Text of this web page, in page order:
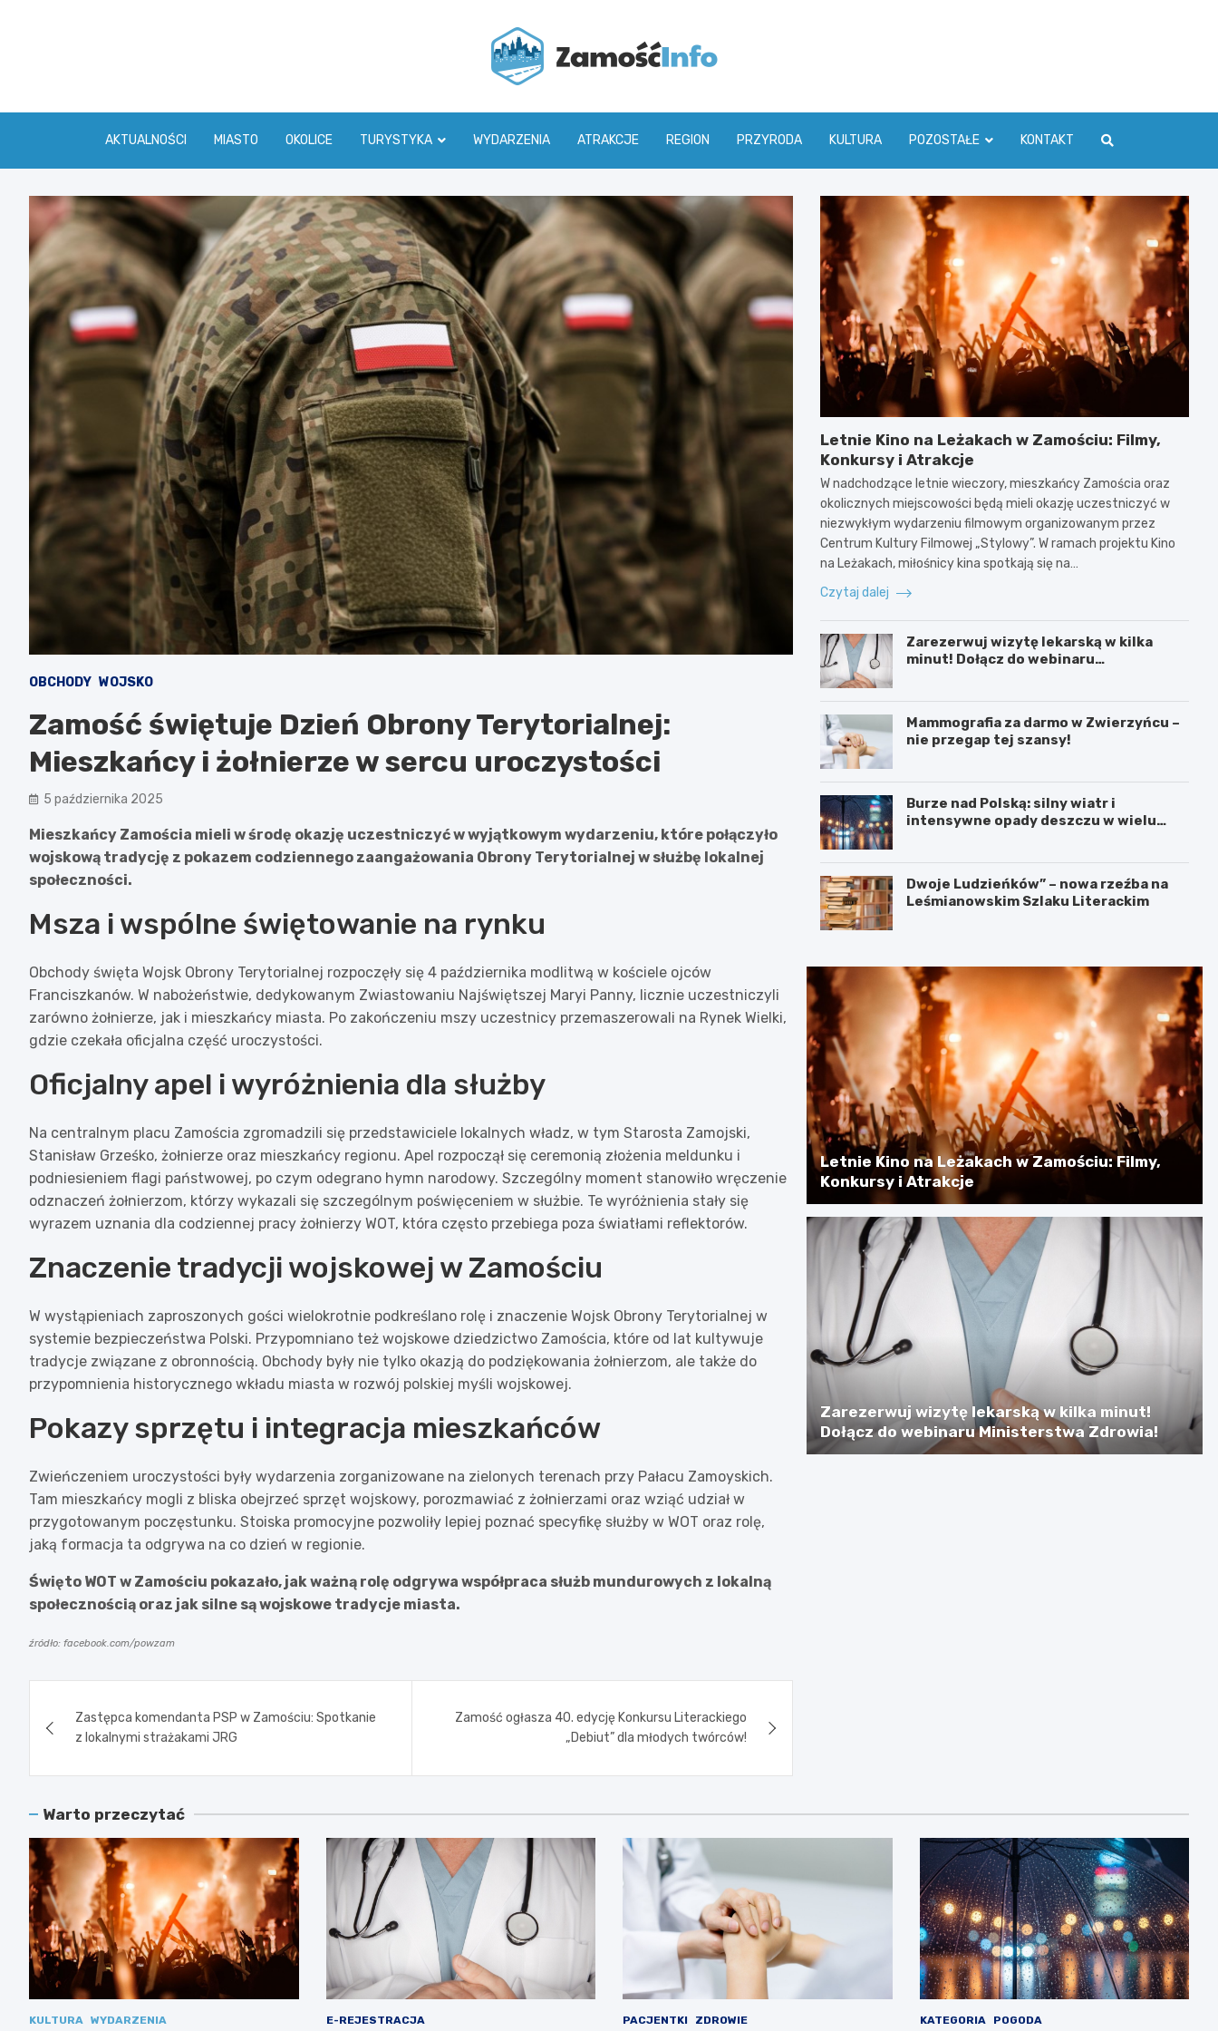
AKTUALNOŚCI MIASTO OKOLICE TURYSTYKA WYDARZENIA ATRAKCJE REGION PRZYRODA KULTURA POZOSTAŁE KONTAKT
OBCHODY WOJSKO
Zamość świętuje Dzień Obrony Terytorialnej:
Mieszkańcy i żołnierze w sercu uroczystości
5 października 2025
Mieszkańcy Zamościa mieli w środę okazję uczestniczyć w wyjątkowym wydarzeniu, które połączyło
wojskową tradycję z pokazem codziennego zaangażowania Obrony Terytorialnej w służbę lokalnej
społeczności.
Msza i wspólne świętowanie na rynku
Obchody święta Wojsk Obrony Terytorialnej rozpoczęły się 4 października modlitwą w kościele ojców
Franciszkanów. W nabożeństwie, dedykowanym Zwiastowaniu Najświętszej Maryi Panny, licznie uczestniczyli
zarówno żołnierze, jak i mieszkańcy miasta. Po zakończeniu mszy uczestnicy przemaszerowali na Rynek Wielki,
gdzie czekała oficjalna część uroczystości.
Oficjalny apel i wyróżnienia dla służby
Na centralnym placu Zamościa zgromadzili się przedstawiciele lokalnych władz, w tym Starosta Zamojski,
Stanisław Grześko, żołnierze oraz mieszkańcy regionu. Apel rozpoczął się ceremonią złożenia meldunku i
podniesieniem flagi państwowej, po czym odegrano hymn narodowy. Szczególny moment stanowiło wręczenie
odznaczeń żołnierzom, którzy wykazali się szczególnym poświęceniem w służbie. Te wyróżnienia stały się
wyrazem uznania dla codziennej pracy żołnierzy WOT, która często przebiega poza światłami reflektorów.
Znaczenie tradycji wojskowej w Zamościu
W wystąpieniach zaproszonych gości wielokrotnie podkreślano rolę i znaczenie Wojsk Obrony Terytorialnej w
systemie bezpieczeństwa Polski. Przypomniano też wojskowe dziedzictwo Zamościa, które od lat kultywuje
tradycje związane z obronnością. Obchody były nie tylko okazją do podziękowania żołnierzom, ale także do
przypomnienia historycznego wkładu miasta w rozwój polskiej myśli wojskowej.
Pokazy sprzętu i integracja mieszkańców
Zwieńczeniem uroczystości były wydarzenia zorganizowane na zielonych terenach przy Pałacu Zamoyskich.
Tam mieszkańcy mogli z bliska obejrzeć sprzęt wojskowy, porozmawiać z żołnierzami oraz wziąć udział w
przygotowanym poczęstunku. Stoiska promocyjne pozwoliły lepiej poznać specyfikę służby w WOT oraz rolę,
jaką formacja ta odgrywa na co dzień w regionie.
Święto WOT w Zamościu pokazało, jak ważną rolę odgrywa współpraca służb mundurowych z lokalną
społecznością oraz jak silne są wojskowe tradycje miasta.
źródło: facebook.com/powzam
wpisu
Zastępca komendanta PSP w Zamościu: Spotkanie
z lokalnymi strażakami JRG
Zamość ogłasza 40. edycję Konkursu Literackiego
„Debiut” dla młodych twórców!
Letnie Kino na Leżakach w Zamościu: Filmy,
Konkursy i Atrakcje
W nadchodzące letnie wieczory, mieszkańcy Zamościa oraz
okolicznych miejscowości będą mieli okazję uczestniczyć w
niezwykłym wydarzeniu filmowym organizowanym przez
Centrum Kultury Filmowej „Stylowy”. W ramach projektu Kino
na Leżakach, miłośnicy kina spotkają się na…
Czytaj dalej
Zarezerwuj wizytę lekarską w kilka
minut! Dołącz do webinaru
Mammografia za darmo w Zwierzyńcu –
nie przegap tej szansy!
Burze nad Polską: silny wiatr i
intensywne opady deszczu w wielu
Dwoje Ludzieńków” – nowa rzeźba na
Leśmianowskim Szlaku Literackim
Letnie Kino na Leżakach w Zamościu: Filmy,
Konkursy i Atrakcje
Zarezerwuj wizytę lekarską w kilka minut!
Dołącz do webinaru Ministerstwa Zdrowia!
Warto przeczytać
KULTURA WYDARZENIA E-REJESTRACJA PACJENTKI ZDROWIE KATEGORIA POGODA